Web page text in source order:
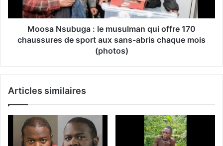
Moosa Nsubuga : le musulman qui offre 170
chaussures de sport aux sans-abris chaque mois
(photos)
Articles similaires